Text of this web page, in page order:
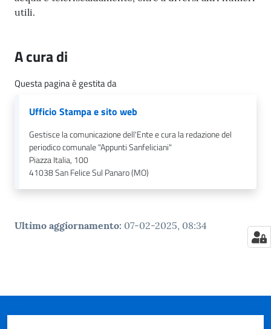
gli
Seguici
utili.
A cura di
Questa pagina è gestita da
Ufficio Stampa e sito web
Gestisce la comunicazione dell'Ente e cura la redazione del
periodico comunale "Appunti Sanfeliciani"
Piazza Italia, 100
41038San Felice Sul Panaro (MO)
Ultimo aggiornamento: 07-02-2025, 08:34